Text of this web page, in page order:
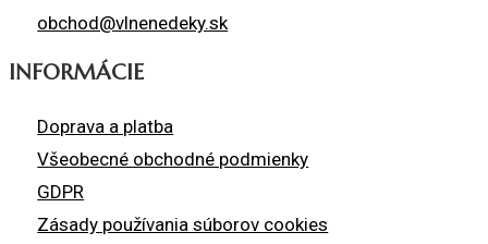
obchod@vlnenedeky.sk
INFORMÁCIE
Doprava a platba
Všeobecné obchodné podmienky
GDPR
Zásady používania súborov cookies